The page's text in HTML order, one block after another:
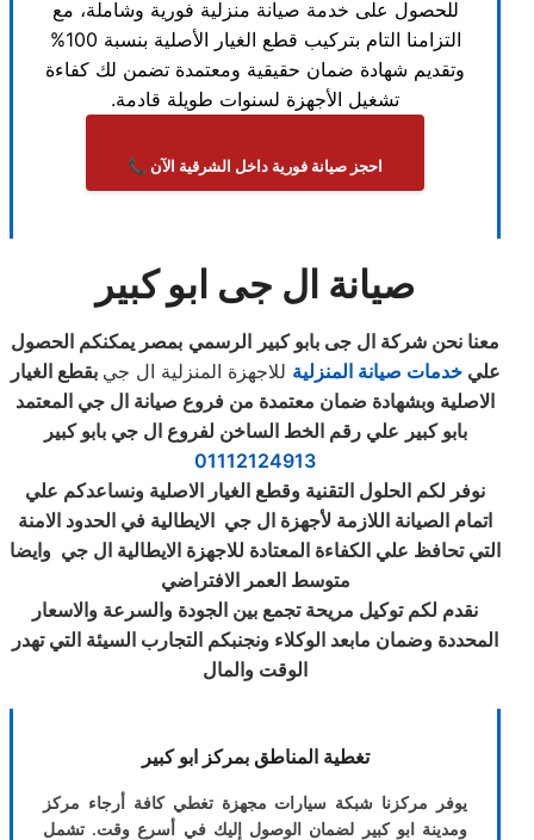
للحصول على خدمة صيانة منزلية فورية وشاملة، مع
التزامنا التام بتركيب قطع الغيار الأصلية بنسبة 100%
وتقديم شهادة ضمان حقيقية ومعتمدة تضمن لك كفاءة
تشغيل الأجهزة لسنوات طويلة قادمة.
احجز صيانة فورية داخل الشرقية الآن 📞
صيانة ال جى ابو كبير
معنا نحن شركة ال جى بابو كبير الرسمي بمصر يمكنكم الحصول
عليخدمات صيانة المنزلية للاجهزة المنزلية ال جي بقطع الغيار
الاصلية وبشهادة ضمان معتمدة من فروع صيانة ال جي المعتمد
بابو كبير علي رقم الخط الساخن لفروع ال جي بابو كبير
01112124913
نوفر لكم الحلول التقنية وقطع الغيار الاصلية ونساعدكم علي
اتمام الصيانة اللازمة لأجهزة ال جي الايطالية في الحدود الامنة
التي تحافظ علي الكفاءة المعتادة للاجهزة الايطالية ال جي وايضا
متوسط العمر الافتراضي
نقدم لكم توكيل مريحة تجمع بين الجودة والسرعة والاسعار
المحددة وضمان مابعد الوكلاء ونجنبكم التجارب السيئة التي تهدر
الوقت والمال
تغطية المناطق بمركز ابو كبير
يوفر مركزنا شبكة سيارات مجهزة تغطي كافة أرجاء مركز
ومدينة ابو كبير لضمان الوصول إليك في أسرع وقت. تشمل